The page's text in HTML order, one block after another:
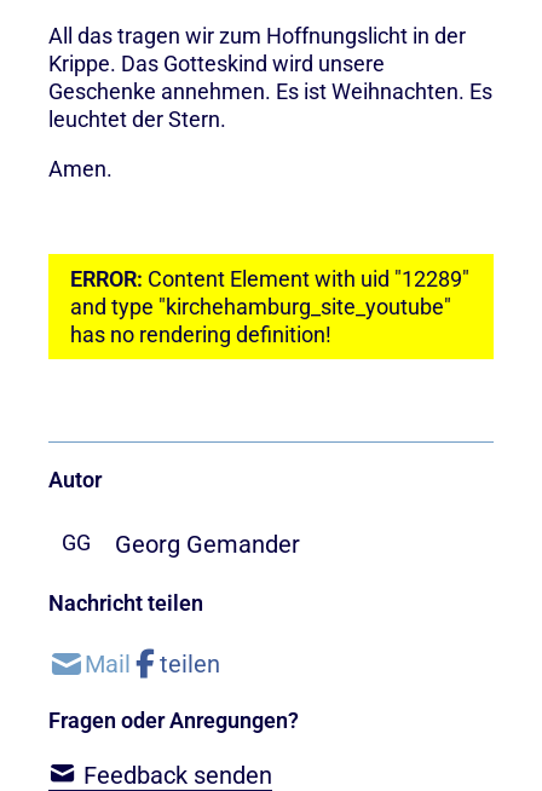
All das tragen wir zum Hoffnungslicht in der
Krippe. Das Gotteskind wird unsere
Geschenke annehmen. Es ist Weihnachten. Es
leuchtet der Stern.
Amen.
ERROR: Content Element with uid "12289"
and type "kirchehamburg_site_youtube"
has no rendering definition!
Autor
GG Georg Gemander
Fragen oder Anregungen?
Feedback senden
Nachricht teilen